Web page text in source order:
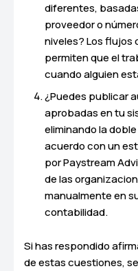
diferentes,
proveedor o
niveles? Los
permiten que el
cuando alguien
¿Puedes publicar
aprobadas en tu
eliminando la
acuerdo con un
por Paystream
de las
manualmente en
contabilidad.
Si has respondido
de estas cuestiones,